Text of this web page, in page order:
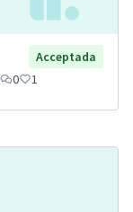
Acceptada
0 1